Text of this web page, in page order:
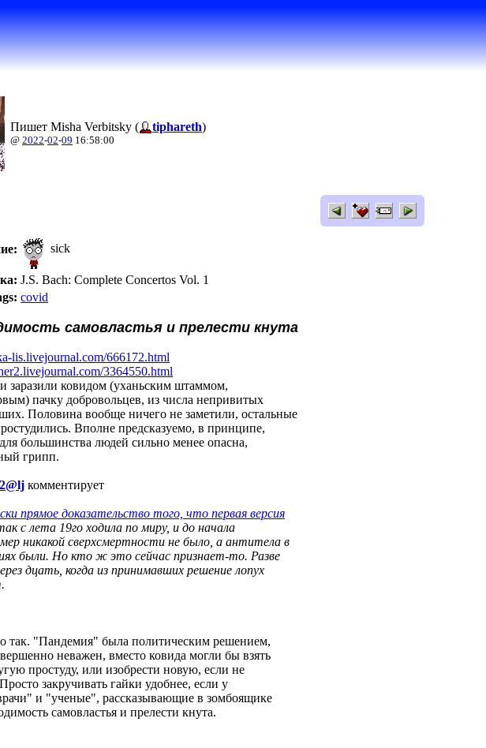
Пишет Misha Verbitsky ( tiphareth)
@ 2022-02-09 16:58:00
sick
J.S. Bach: Complete Concertos Vol. 1
covid
самовластья и прелести кнута
lis.livejournal.com/666172.html
3364550.html
заразили ковидом (уханьским штаммом,
пачку добровольцев, из числа непривитых
Половина вообще ничего не заметили, остальные
Вполне предсказуемо, в принципе,
большинства людей сильно менее опасна,
грипп.
комментирует
прямое доказательство того, что первая версия
с лета 19го ходила по миру, и до начала
никакой сверхсмертности не было, а антитела в
были. Но кто ж это сейчас признает-то. Разве
дцать, когда из принимавших решение лопух
так. "Пандемия" была политическим решением,
неважен, вместо ковида могли бы взять
простуду, или изобрести новую, если не
закручивать гайки удобнее, если у
и "ученые", рассказывающие в зомбоящике
самовластья и прелести кнута.